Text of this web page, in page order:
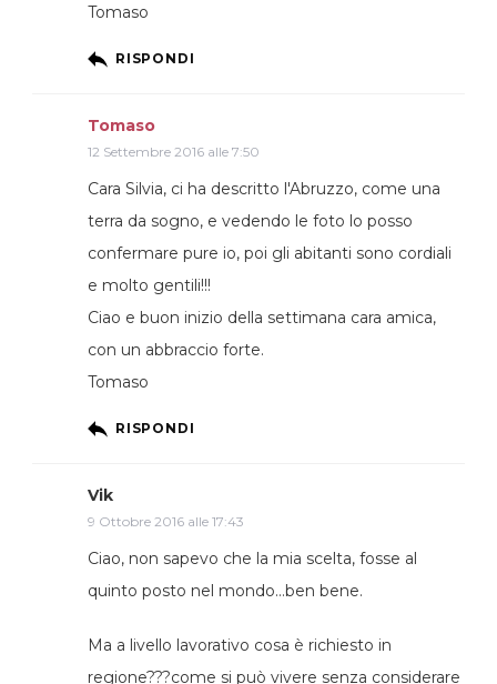
Tomaso
RISPONDI
Tomaso
12 Settembre 2016 alle 7:50
Cara Silvia, ci ha descritto l'Abruzzo, come una
terra da sogno, e vedendo le foto lo posso
confermare pure io, poi gli abitanti sono cordiali
e molto gentili!!!
Ciao e buon inizio della settimana cara amica,
con un abbraccio forte.
Tomaso
RISPONDI
Vik
9 Ottobre 2016 alle 17:43
Ciao, non sapevo che la mia scelta, fosse al
quinto posto nel mondo…ben bene.
Ma a livello lavorativo cosa è richiesto in
regione???come si può vivere senza considerare